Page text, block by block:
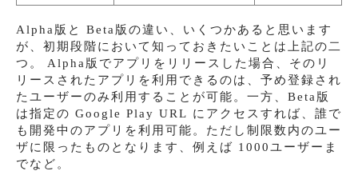
Alpha版と Beta版の違い、いくつかあると思います
が、初期段階において知っておきたいことは上記の二
つ。 Alpha版でアプリをリリースした場合、そのリ
リースされたアプリを利用できるのは、予め登録され
たユーザーのみ利用することが可能。一方、Beta版
は指定の Google Play URL にアクセスすれば、誰で
も開発中のアプリを利用可能。ただし制限数内のユー
ザに限ったものとなります、例えば 1000ユーザーま
でなど。